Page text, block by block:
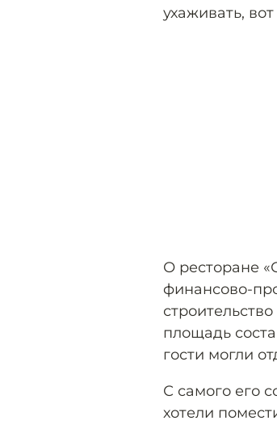
ухаживать,
О ресторане
финансово-
площадь
гости могли
С самого его
хотели